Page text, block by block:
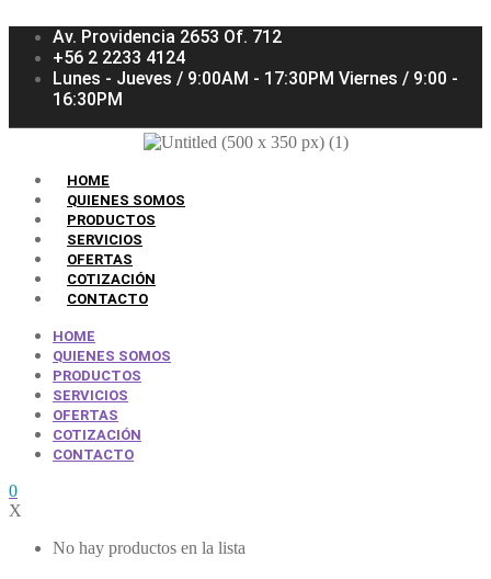
Av. Providencia 2653 Of. 712
+56 2 2233 4124
Lunes - Jueves / 9:00AM - 17:30PM Viernes / 9:00 -
16:30PM
HOME
QUIENES SOMOS
PRODUCTOS
SERVICIOS
OFERTAS
COTIZACIÓN
CONTACTO
HOME
QUIENES SOMOS
PRODUCTOS
SERVICIOS
OFERTAS
COTIZACIÓN
CONTACTO
0
X
No hay productos en la lista